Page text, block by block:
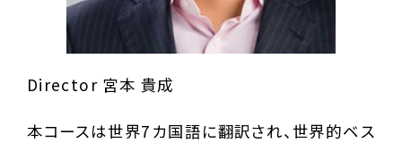
Director 宮本 貴成
本コースは世界7カ国語に翻訳され、世界的ベス